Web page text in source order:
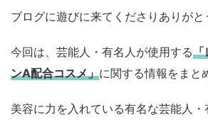
ブログに遊びに来てくださりありがと
今回は、芸能人・有名人が使用する「
ンA配合コスメ」に関する情報をまと
美容に力を入れている有名な芸能人